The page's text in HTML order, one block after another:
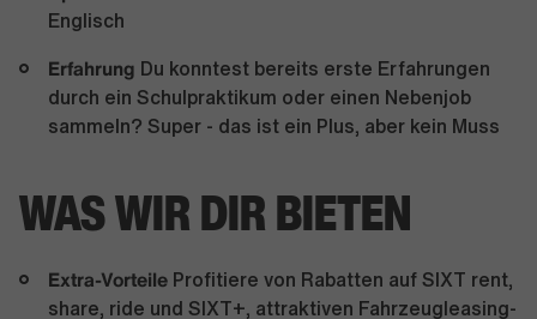
Englisch
Erfahrung Du konntest bereits erste Erfahrungen
durch ein Schulpraktikum oder einen Nebenjob
sammeln? Super - das ist ein Plus, aber kein Muss
WAS WIR DIR BIETEN
Extra-Vorteile Profitiere von Rabatten auf SIXT rent,
share, ride und SIXT+, attraktiven Fahrzeugleasing-